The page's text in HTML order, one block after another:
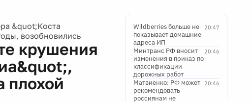
&quot;Коста
возобновились
крушения
плохой
20:47
Wildberries больше не
показывает домашние
адреса ИП
20:46
Минтранс РФ вносит
изменения в приказ по
классификации
дорожных работ
20:46
Матвиенко: РФ может
рекомендовать
россиянам не